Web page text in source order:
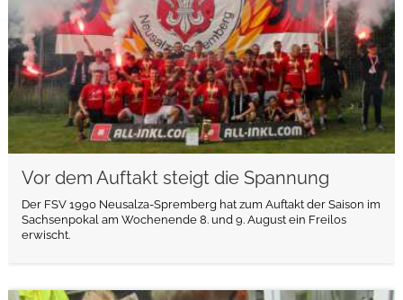
Vor dem Auftakt steigt die Spannung
Der FSV 1990 Neusalza-Spremberg hat zum Auftakt der Saison im
Sachsenpokal am Wochenende 8. und 9. August ein Freilos
erwischt.